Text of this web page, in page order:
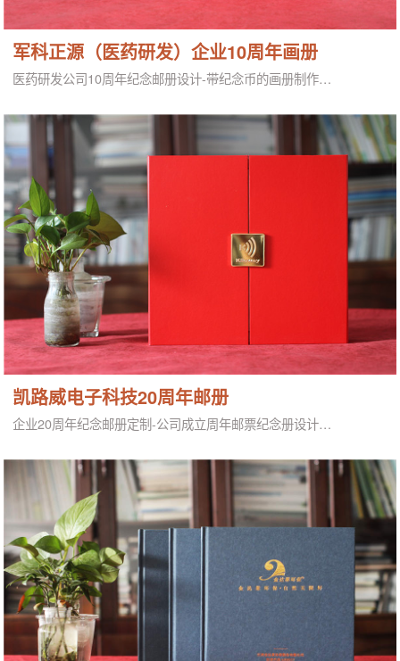
军科正源（医药研发）企业10周年画册
医药研发公司10周年纪念邮册设计-带纪念币的画册制作…
凯路威电子科技20周年邮册
企业20周年纪念邮册定制-公司成立周年邮票纪念册设计…